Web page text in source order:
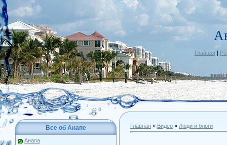
Главная |
Все об Анапе
Анапа
Главная » Видео » Люди и блоги